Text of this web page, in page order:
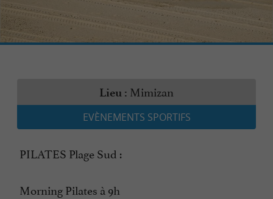
Lieu : Mimizan
EVÈNEMENTS SPORTIFS
PILATES Plage Sud :
Morning Pilates à 9h